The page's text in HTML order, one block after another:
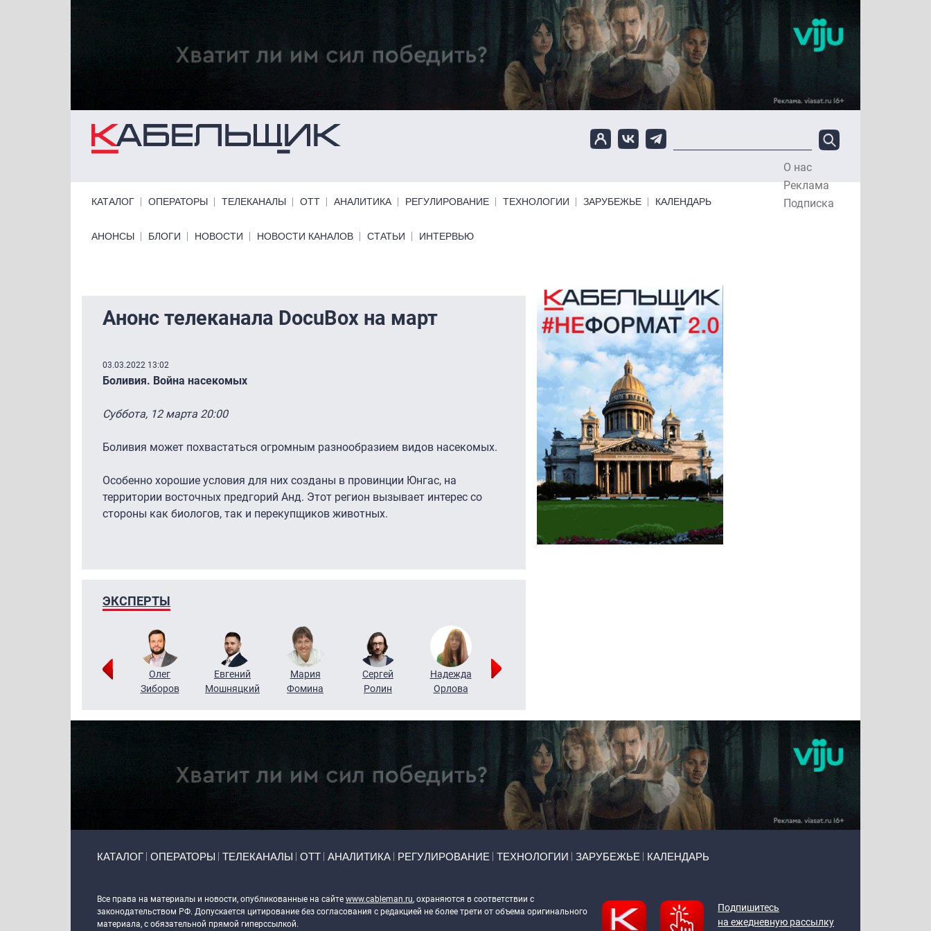
Перейти к основному содержанию
О нас
Реклама
Подписка
КАТАЛОГ ОПЕРАТОРЫ ТЕЛЕКАНАЛЫ ОТТ АНАЛИТИКА РЕГУЛИРОВАНИЕ ТЕХНОЛОГИИ ЗАРУБЕЖЬЕ КАЛЕНДАРЬ
Primary links bottom
АНОНСЫ БЛОГИ НОВОСТИ НОВОСТИ КАНАЛОВ СТАТЬИ ИНТЕРВЬЮ
Анонс телеканала DocuBox на март
03.03.2022 13:02
Боливия. Война насекомых
Суббота, 12 марта 20:00
Боливия может похвастаться огромным разнообразием видов насекомых.
Особенно хорошие условия для них созданы в провинции Юнгас, на
территории восточных предгорий Анд. Этот регион вызывает интерес со
стороны как биологов, так и перекупщиков животных.
ЭКСПЕРТЫ
Григорий
Олег
Зиборов
Евгений
Мошняцкий
Мария
Фомина
Сергей
Ролин
Надежда
Орлова
КАТАЛОГ ОПЕРАТОРЫ ТЕЛЕКАНАЛЫ ОТТ АНАЛИТИКА РЕГУЛИРОВАНИЕ ТЕХНОЛОГИИ ЗАРУБЕЖЬЕ КАЛЕНДАРЬ
Все права на материалы и новости, опубликованные на сайте www.cableman.ru, охраняются в соответствии с
законодательством РФ. Допускается цитирование без согласования с редакцией не более трети от объема оригинального
материала, с обязательной прямой гиперссылкой.
Подпишитесь
на ежедневную рассылку